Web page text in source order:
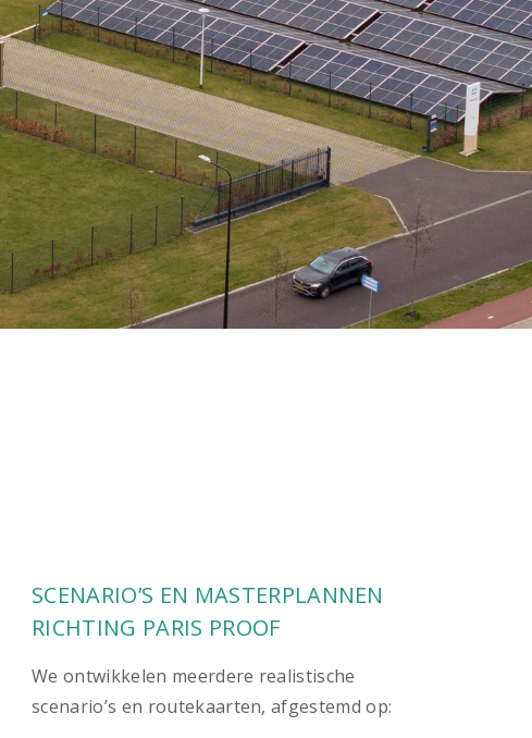
SCENARIO’S EN MASTERPLANNEN
RICHTING PARIS PROOF
We ontwikkelen meerdere realistische
scenario’s en routekaarten, afgestemd op: